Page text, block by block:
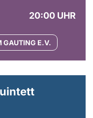
20:00 UHR
GAUTING E.V.